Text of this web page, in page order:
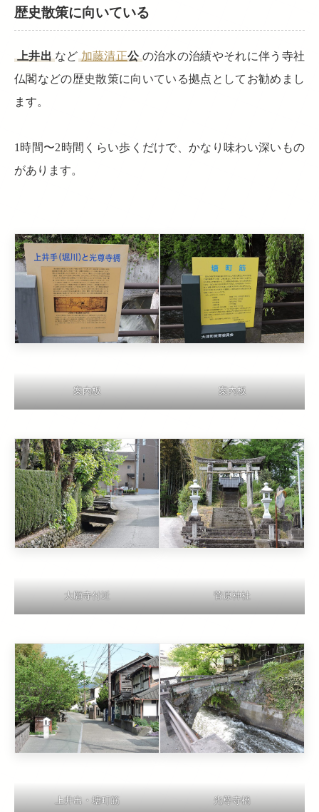
歴史散策に向いている
上井出 など 加藤清正公 の治水の治績やそれに伴う寺社
仏閣などの歴史散策に向いている拠点としてお勧めまし
ます。
1時間〜2時間くらい歩くだけで、かなり味わい深いもの
があります。
案内板 案内板
大願寺付近 菅原神社
上井出・塘町筋 光尊寺橋